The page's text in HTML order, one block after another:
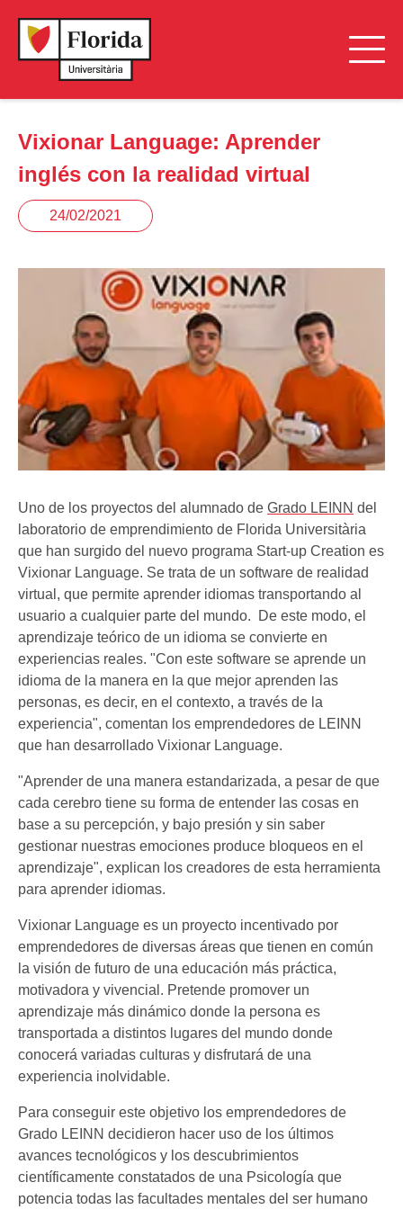
Vixionar Language: Aprender
inglés con la realidad virtual
24/02/2021
Uno de los proyectos del alumnado de Grado LEINN del
laboratorio de emprendimiento de Florida Universitària
que han surgido del nuevo programa Start-up Creation es
Vixionar Language. Se trata de un software de realidad
virtual, que permite aprender idiomas transportando al
usuario a cualquier parte del mundo. De este modo, el
aprendizaje teórico de un idioma se convierte en
experiencias reales. "Con este software se aprende un
idioma de la manera en la que mejor aprenden las
personas, es decir, en el contexto, a través de la
experiencia", comentan los emprendedores de LEINN
que han desarrollado Vixionar Language.
"Aprender de una manera estandarizada, a pesar de que
cada cerebro tiene su forma de entender las cosas en
base a su percepción, y bajo presión y sin saber
gestionar nuestras emociones produce bloqueos en el
aprendizaje", explican los creadores de esta herramienta
para aprender idiomas.
Vixionar Language es un proyecto incentivado por
emprendedores de diversas áreas que tienen en común
la visión de futuro de una educación más práctica,
motivadora y vivencial. Pretende promover un
aprendizaje más dinámico donde la persona es
transportada a distintos lugares del mundo donde
conocerá variadas culturas y disfrutará de una
experiencia inolvidable.
Para conseguir este objetivo los emprendedores de
Grado LEINN decidieron hacer uso de los últimos
avances tecnológicos y los descubrimientos
científicamente constatados de una Psicología que
potencia todas las facultades mentales del ser humano